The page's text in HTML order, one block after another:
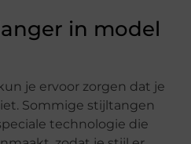
in model
je ervoor zorgen dat je
Sommige stijltangen
technologie die